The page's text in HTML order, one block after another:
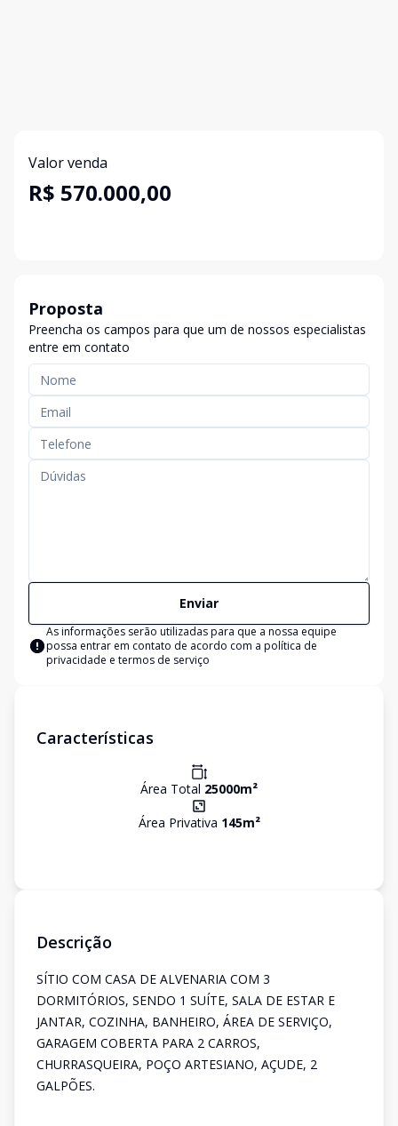
Valor venda
R$ 570.000,00
Proposta
Preencha os campos para que um de nossos especialistas
entre em contato
Enviar
As informações serão utilizadas para que a nossa equipe
possa entrar em contato de acordo com a política de
privacidade e termos de serviço
Características
Área Total 25000m²
Área Privativa 145m²
Descrição
SÍTIO COM CASA DE ALVENARIA COM 3
DORMITÓRIOS, SENDO 1 SUÍTE, SALA DE ESTAR E
JANTAR, COZINHA, BANHEIRO, ÁREA DE SERVIÇO,
GARAGEM COBERTA PARA 2 CARROS,
CHURRASQUEIRA, POÇO ARTESIANO, AÇUDE, 2
GALPÕES.